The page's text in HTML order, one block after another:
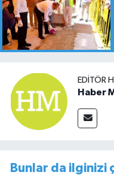
EDITÖR
Haber
Bunlar da ilginizi